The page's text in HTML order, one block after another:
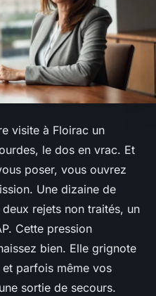
visite à Floirac un
le dos en vrac. Et
poser, vous ouvrez
Une dizaine de
rejets non traités, un
Cette pression
bien. Elle grignote
parfois même vos
sortie de secours.